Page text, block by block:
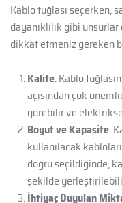
Kablo tuğlası seçerken,
dayanıklılık gibi
dikkat etmeniz gereken
Kalite: Kablo
açısından çok
görebilir ve
Boyut ve Kapasite:
kullanılacak
doğru seçildiğinde,
şekilde
İhtiyaç Duyulan